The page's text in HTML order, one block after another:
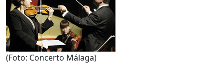
(Foto: Concerto Málaga)